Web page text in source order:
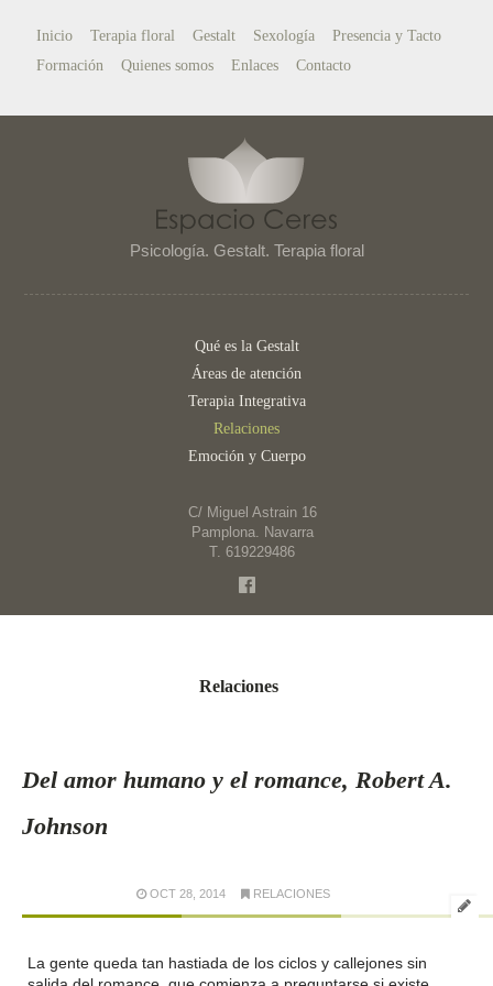
Psicología. Gestalt. Terapia floral
Qué es la Gestalt
Áreas de atención
Terapia Integrativa
Relaciones
Emoción y Cuerpo
C/ Miguel Astrain 16
Pamplona. Navarra
T. 619229486
Inicio Terapia floral Gestalt Sexología
Presencia y Tacto
Formación
Quienes somos Enlaces Contacto
Relaciones
Del amor humano y el romance, Robert A.
Johnson
OCT 28, 2014 RELACIONES
La gente queda tan hastiada de los ciclos y callejones sin